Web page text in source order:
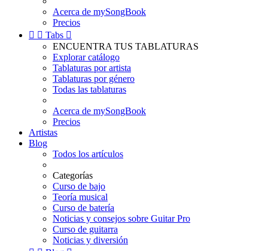
Acerca de mySongBook
Precios
  Tabs 
ENCUENTRA TUS TABLATURAS
Explorar catálogo
Tablaturas por artista
Tablaturas por género
Todas las tablaturas
Acerca de mySongBook
Precios
Artistas
Blog
Todos los artículos
Categorías
Curso de bajo
Teoría musical
Curso de batería
Noticias y consejos sobre Guitar Pro
Curso de guitarra
Noticias y diversión